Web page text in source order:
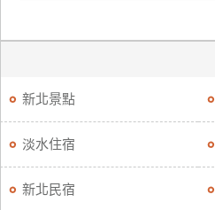
新北景點
淡水住宿
新北民宿